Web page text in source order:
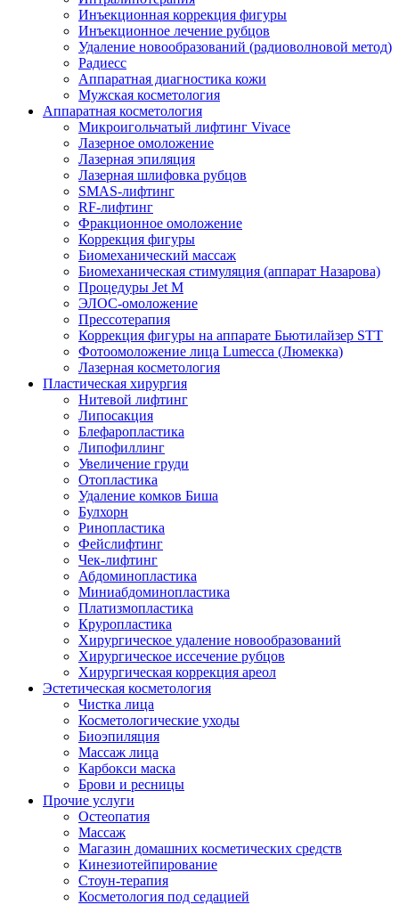
Инъекционная коррекция фигуры
Инъекционное лечение рубцов
Удаление новообразований (радиоволновой метод)
Радиесс
Аппаратная диагностика кожи
Мужская косметология
Аппаратная косметология
Микроигольчатый лифтинг Vivace
Лазерное омоложение
Лазерная эпиляция
Лазерная шлифовка рубцов
SMAS-лифтинг
RF-лифтинг
Фракционное омоложение
Коррекция фигуры
Биомеханический массаж
Биомеханическая стимуляция (аппарат Назарова)
Процедуры Jet M
ЭЛОС-омоложение
Прессотерапия
Коррекция фигуры на аппарате Бьютилайзер STT
Фотоомоложение лица Lumecca (Люмекка)
Лазерная косметология
Пластическая хирургия
Нитевой лифтинг
Липосакция
Блефаропластика
Липофиллинг
Увеличение груди
Отопластика
Удаление комков Биша
Булхорн
Ринопластика
Фейслифтинг
Чек-лифтинг
Абдоминопластика
Миниабдоминопластика
Платизмопластика
Круропластика
Хирургическое удаление новообразований
Хирургическое иссечение рубцов
Хирургическая коррекция ареол
Эстетическая косметология
Чистка лица
Косметологические уходы
Биоэпиляция
Массаж лица
Карбокси маска
Брови и ресницы
Прочие услуги
Остеопатия
Массаж
Магазин домашних косметических средств
Кинезиотейпирование
Стоун-терапия
Косметология под седацией